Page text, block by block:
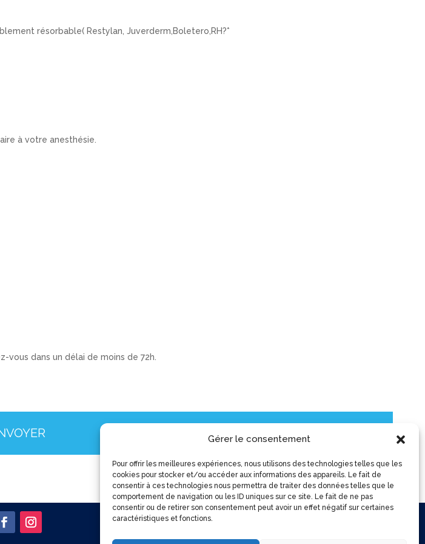
Gérer le consentement
Pour offrir les meilleures expériences, nous utilisons des technologies telles que les
cookies pour stocker et/ou accéder aux informations des appareils. Le fait de
consentir à ces technologies nous permettra de traiter des données telles que le
comportement de navigation ou les ID uniques sur ce site. Le fait de ne pas
consentir ou de retirer son consentement peut avoir un effet négatif sur certaines
caractéristiques et fonctions.
résorbable( Restylan, Juverderm,Boletero,RH?*
à votre anesthésie.
dans un délai de moins de 72h.